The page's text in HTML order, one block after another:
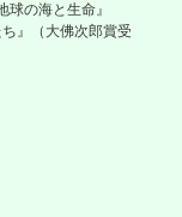
の海と生命』
』（大佛次郎賞受